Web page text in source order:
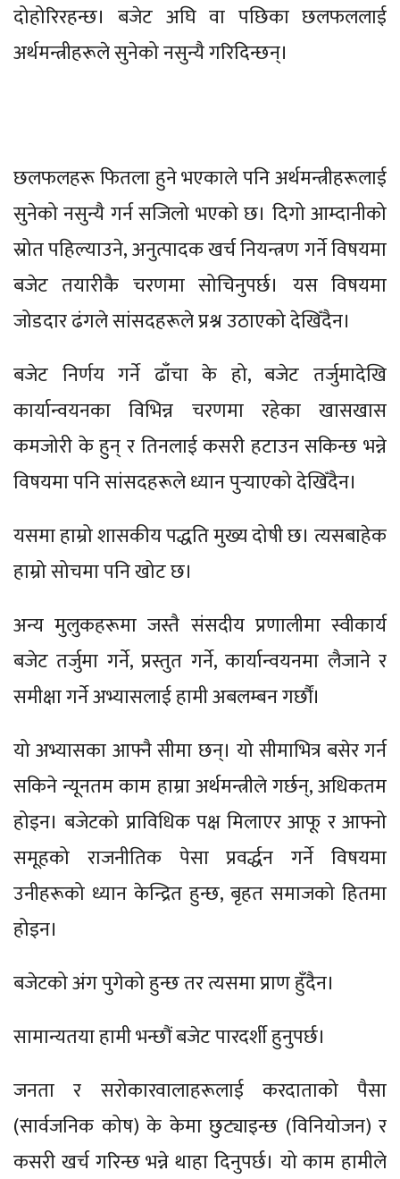
दोहोरिरहन्छ। बजेट अघि वा पछिका छलफललाई
अर्थमन्त्रीहरूले सुनेको नसुन्यै गरिदिन्छन्।
छलफलहरू फितला हुने भएकाले पनि अर्थमन्त्रीहरूलाई
सुनेको नसुन्यै गर्न सजिलो भएको छ। दिगो आम्दानीको
स्रोत पहिल्याउने, अनुत्पादक खर्च नियन्त्रण गर्ने विषयमा
बजेट तयारीकै चरणमा सोचिनुपर्छ। यस विषयमा
जोडदार ढंगले सांसदहरूले प्रश्न उठाएको देखिँदैन।
बजेट निर्णय गर्ने ढाँचा के हो, बजेट तर्जुमादेखि
कार्यान्वयनका विभिन्न चरणमा रहेका खासखास
कमजोरी के हुन् र तिनलाई कसरी हटाउन सकिन्छ भन्ने
विषयमा पनि सांसदहरूले ध्यान पुर्‍याएको देखिँदैन।
यसमा हाम्रो शासकीय पद्धति मुख्य दोषी छ। त्यसबाहेक
हाम्रो सोचमा पनि खोट छ।
अन्य मुलुकहरूमा जस्तै संसदीय प्रणालीमा स्वीकार्य
बजेट तर्जुमा गर्ने, प्रस्तुत गर्ने, कार्यान्वयनमा लैजाने र
समीक्षा गर्ने अभ्यासलाई हामी अबलम्बन गर्छौं।
यो अभ्यासका आफ्नै सीमा छन्। यो सीमाभित्र बसेर गर्न
सकिने न्यूनतम काम हाम्रा अर्थमन्त्रीले गर्छन्, अधिकतम
होइन। बजेटको प्राविधिक पक्ष मिलाएर आफू र आफ्नो
समूहको राजनीतिक पेसा प्रवर्द्धन गर्ने विषयमा
उनीहरूको ध्यान केन्द्रित हुन्छ, बृहत समाजको हितमा
होइन।
बजेटको अंग पुगेको हुन्छ तर त्यसमा प्राण हुँदैन।
सामान्यतया हामी भन्छौं बजेट पारदर्शी हुनुपर्छ।
जनता र सरोकारवालाहरूलाई करदाताको पैसा
(सार्वजनिक कोष) के केमा छुट्याइन्छ (विनियोजन) र
कसरी खर्च गरिन्छ भन्ने थाहा दिनुपर्छ। यो काम हामीले